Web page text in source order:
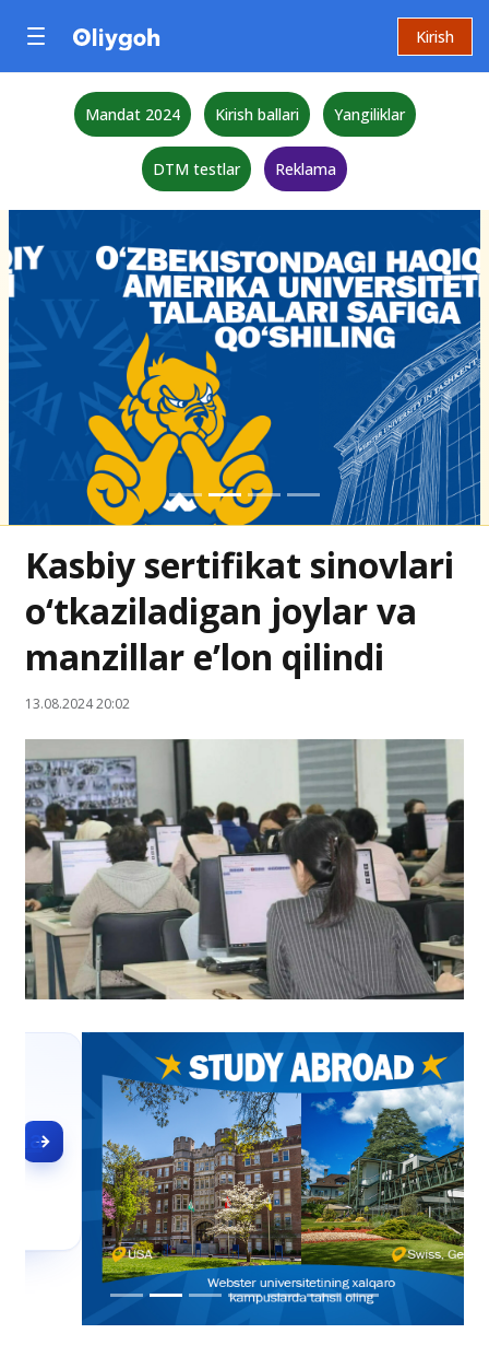
Kirish
Mandat 2024 Kirish ballari Yangiliklar
DTM testlar Reklama
Kasbiy sertifikat sinovlari
o‘tkaziladigan joylar va
manzillar e’lon qilindi
13.08.2024 20:02